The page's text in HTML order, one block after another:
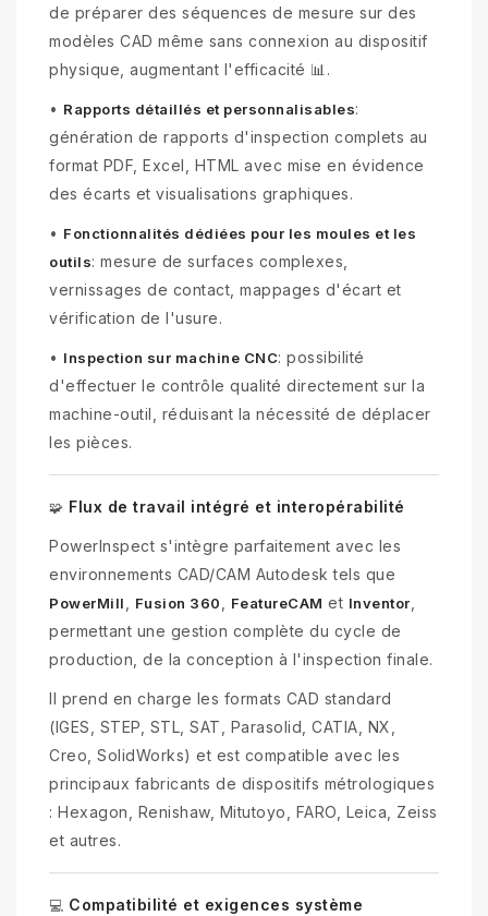
de préparer des séquences de mesure sur des
modèles CAD même sans connexion au dispositif
physique, augmentant l'efficacité 📊.
• Rapports détaillés et personnalisables:
génération de rapports d'inspection complets au
format PDF, Excel, HTML avec mise en évidence
des écarts et visualisations graphiques.
• Fonctionnalités dédiées pour les moules et les
outils: mesure de surfaces complexes,
vernissages de contact, mappages d'écart et
vérification de l'usure.
• Inspection sur machine CNC: possibilité
d'effectuer le contrôle qualité directement sur la
machine-outil, réduisant la nécessité de déplacer
les pièces.
🧩 Flux de travail intégré et interopérabilité
PowerInspect s'intègre parfaitement avec les
environnements CAD/CAM Autodesk tels que
PowerMill Fusion 360 FeatureCAM et Inventor
permettant une gestion complète du cycle de
production, de la conception à l'inspection finale.
Il prend en charge les formats CAD standard
(IGES, STEP, STL, SAT, Parasolid, CATIA, NX,
Creo, SolidWorks) et est compatible avec les
principaux fabricants de dispositifs métrologiques
: Hexagon, Renishaw, Mitutoyo, FARO, Leica, Zeiss
et autres.
💻 Compatibilité et exigences système